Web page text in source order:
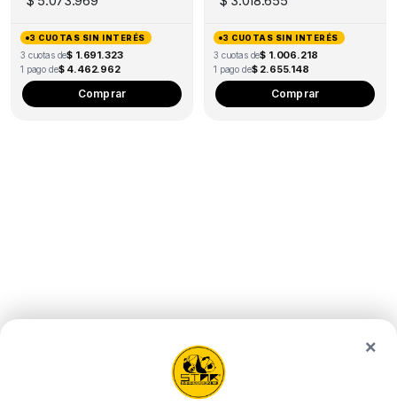
3 CUOTAS SIN INTERÉS
3 cuotas de$ 1.691.323
1 pago de$ 4.462.962
Comprar
3 CUOTAS SIN INTERÉS
3 cuotas de$ 1.006.218
1 pago de$ 2.655.148
Comprar
×